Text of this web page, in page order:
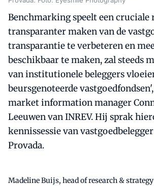
Benchmarking speelt een cruciale
transparanter maken van de
transparantie te verbeteren en
beschikbaar te maken, zal steeds
van institutionele beleggers
beursgenoteerde
market information manager
Leeuwen van INREV. Hij sprak
kennissessie van
Provada.
Madeline Buijs, head of research &